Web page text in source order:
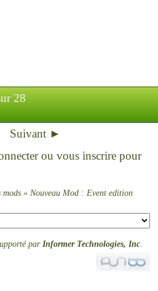
28
Suivant ►
ou vous inscrirepour
mods » Nouveau Mod : Event edition
par Informer Technologies, Inc.